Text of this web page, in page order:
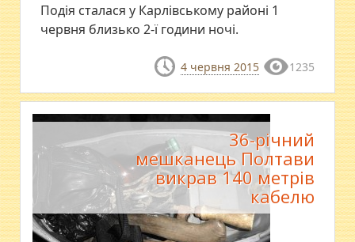
Подія сталася у Карлівському районі 1
червня близько 2-ї години ночі.
4 червня 2015 1235
36-річний
мешканець Полтави
викрав 140 метрів
кабелю